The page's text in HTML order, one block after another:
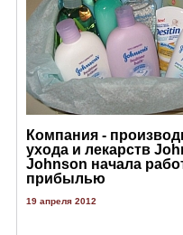
Компания -
ухода и лекарств
Johnson начала
прибылью
19 апреля 2012